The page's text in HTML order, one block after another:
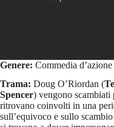
Genere: Commedia d’azione
Trama: Doug O’Riordan (
Spencer) vengono scambiati
ritrovano coinvolti in una
sull’equivoco e sullo